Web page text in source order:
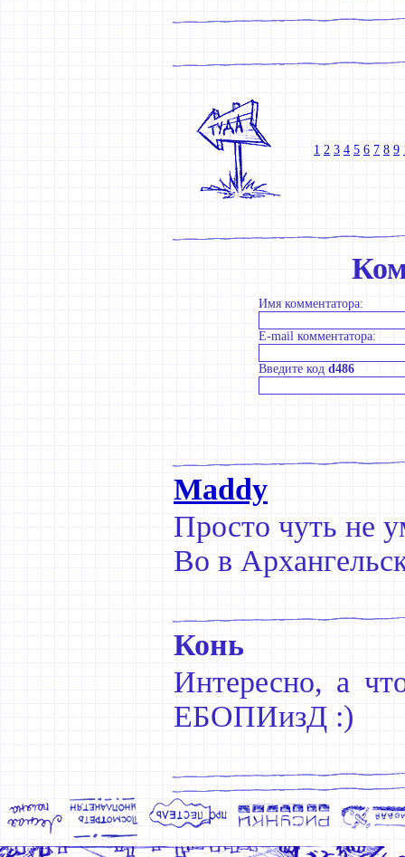
1 2 3 4 5 6 7 8 9
Имя комментатора:
E-mail комментатора:
Введите код d486
Maddy
Просто чуть не
Во в
Конь
Интересно, а
ЕБОПИизД :)